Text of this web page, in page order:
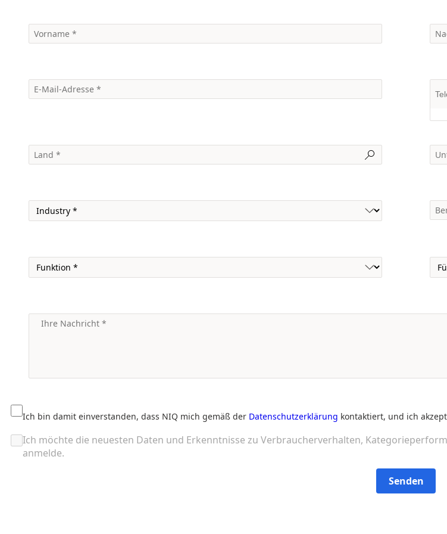
Ich bin damit einverstanden, dass NIQ mich gemäß der Datenschutzerklärung kontaktiert, und ich
Ich möchte die neuesten Daten und Erkenntnisse zu Verbraucherverhalten,
anmelde.
Senden